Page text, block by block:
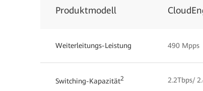
Produktmodell
Weiterleitungs-Leistung 490 Mpps
Switching-Kapazität2 2.2Tbps/